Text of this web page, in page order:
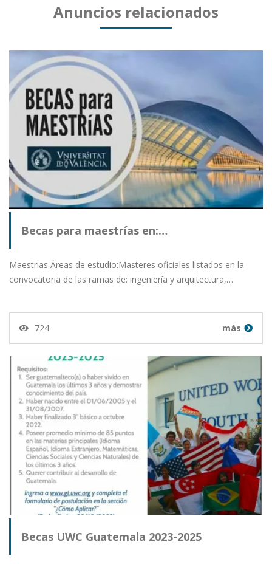
Anuncios relacionados
Becas para maestrías en:…
Maestrias Áreas de estudio:Masteres oficiales listados en la
convocatoria de las ramas de: ingeniería y arquitectura,…
724 más
Becas UWC Guatemala 2023-2025